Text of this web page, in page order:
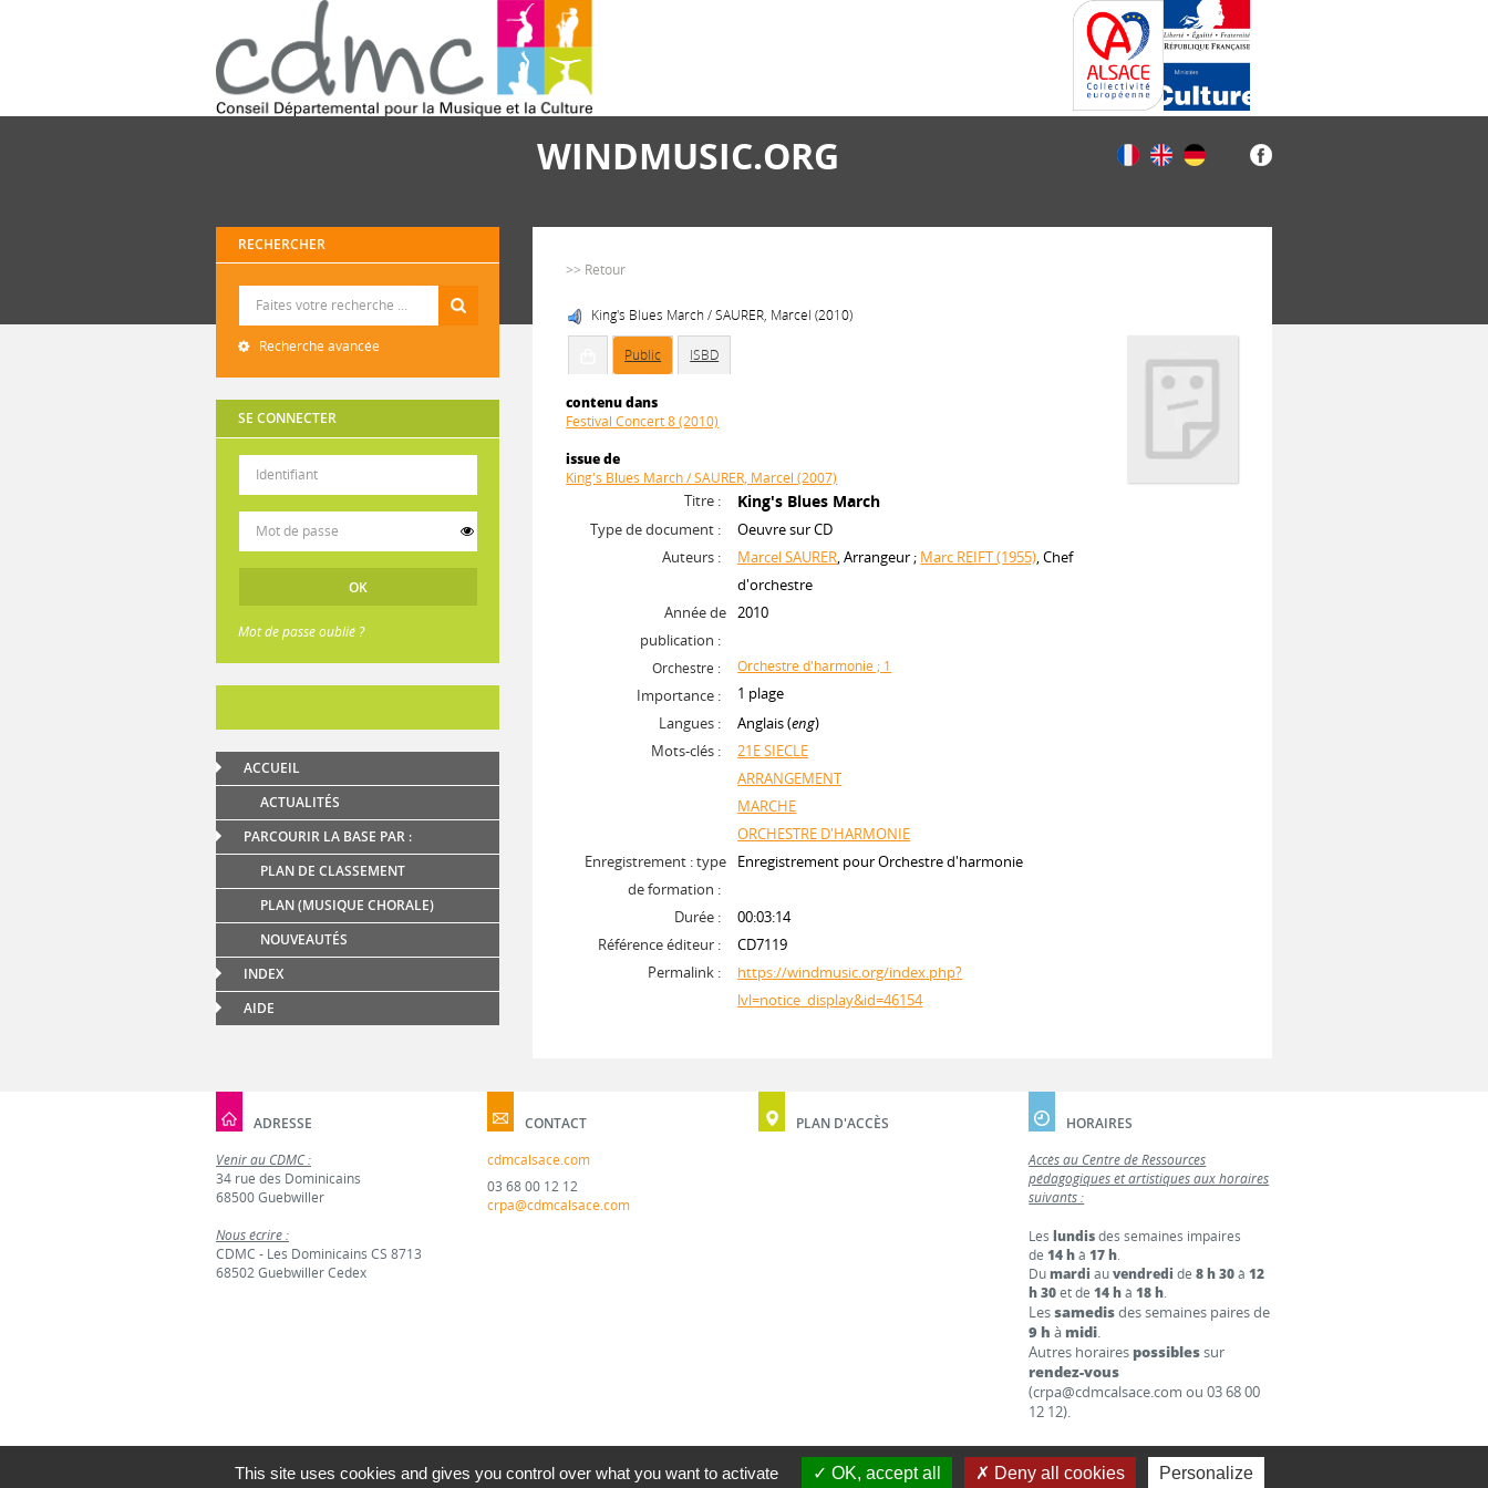
WINDMUSIC.ORG
RECHERCHER
Recherche avancée
SE CONNECTER
Mot de passe oublié ?
ACCUEIL
ACTUALITÉS
PARCOURIR LA BASE PAR :
PLAN DE CLASSEMENT
PLAN (MUSIQUE CHORALE)
NOUVEAUTÉS
INDEX
AIDE
>> Retour
King's Blues March / SAURER, Marcel (2010)
Public ISBD
contenu dans
Festival Concert 8 (2010)
issue de
King's Blues March / SAURER, Marcel (2007)
Titre : King's Blues March
Type de document :
Oeuvre sur CD
Auteurs :
Marcel SAURER, Arrangeur ; Marc REIFT (1955), Chef
d'orchestre
Année de
publication :
2010
Orchestre : Orchestre d'harmonie ; 1
Importance :
1 plage
Langues :
Anglais (eng)
Mots-clés :
21E SIECLE
ARRANGEMENT
MARCHE
ORCHESTRE D'HARMONIE
Enregistrement : type
de formation :
Enregistrement pour Orchestre d'harmonie
Durée :
00:03:14
Référence éditeur :
CD7119
Permalink :
https://windmusic.org/index.php?
lvl=notice_display&id=46154
ADRESSE
Venir au CDMC :
34 rue des Dominicains
68500 Guebwiller
Nous écrire :
CDMC - Les Dominicains CS 8713
68502 Guebwiller Cedex
CONTACT
cdmcalsace.com
03 68 00 12 12
crpa@cdmcalsace.com
PLAN D'ACCÈS
HORAIRES
Accès au Centre de Ressources
pédagogiques et artistiques aux horaires
suivants :
Leslundisdes semaines impaires
de14 hà17 h.
Dumardi auvendredi de8 h 30à12
h 30et de14 hà18 h.
Lessamedisdes semaines paires de
9 h à midi.
Autres horaires possiblessur
rendez-vous
(crpa@cdmcalsace.com ou 03 68 00
12 12).
MENTIONS LÉGALES LIENS CONTACT
This site uses cookies and gives you control over what you want to activate OK, accept all Deny all cookies Personalize